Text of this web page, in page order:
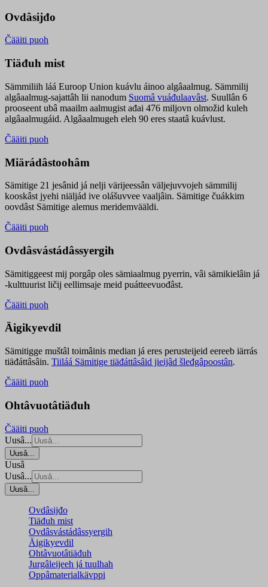
Ovdâsijđo
Čääiti puoh
Tiäđuh mist
Sämmiliih láá Euroop Union kuávlu áinoo algâaalmug. Sämmilij
algâaalmug-sajattâh lii nanodum Suomâ vuáđulaavâst. Suullân 6
prooseent ubâ maailm aalmugist ađai 476 miljovn olmožid kuleh
algâaalmugáid. Algâaalmugeh eleh 90 eres staatâ kuávlust.
Čääiti puoh
Miärádâstoohâm
Sämitige 21 jesânid já nelji värijeessân väljejuvvojeh sämmilij
kooskâst jyehi niäljád ive olášuvvee vaaljâin. Sämitige čuákkim
oovdâst Sämitige alemus meridemvääldi.
Čääiti puoh
Ovdâsvástádâssyergih
Sämitiggeest mij porgâp oles sämiaalmug pyerrin, vâi sämikielâin já
-kulttuurist ličij eellimsaje meid puátteevuođâst.
Čääiti puoh
Äigikyevdil
Sämitigge muštâl toimâinis median já eres perusteijeid eereeb iärrás
tiäđáttâsâin. Tiiláá Sämitige tiäđáttâsâid jieijâd šleđgâpoostân.
Čääiti puoh
Ohtâvuotâtiäđuh
Čääiti puoh
Uusâ...
Uusâ...
Uusâ
Uusâ...
Uusâ...
Ovdâsijđo
Tiäđuh mist
Ovdâsvástádâssyergih
Äigikyevdil
Ohtâvuotâtiäđuh
Jurgâleijeeh já tuulhah
Oppâmaterialkävppi